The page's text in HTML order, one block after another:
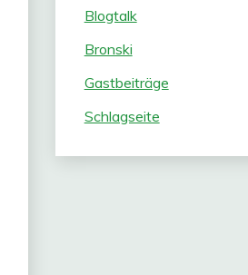
Blogtalk
Bronski
Gastbeiträge
Schlagseite